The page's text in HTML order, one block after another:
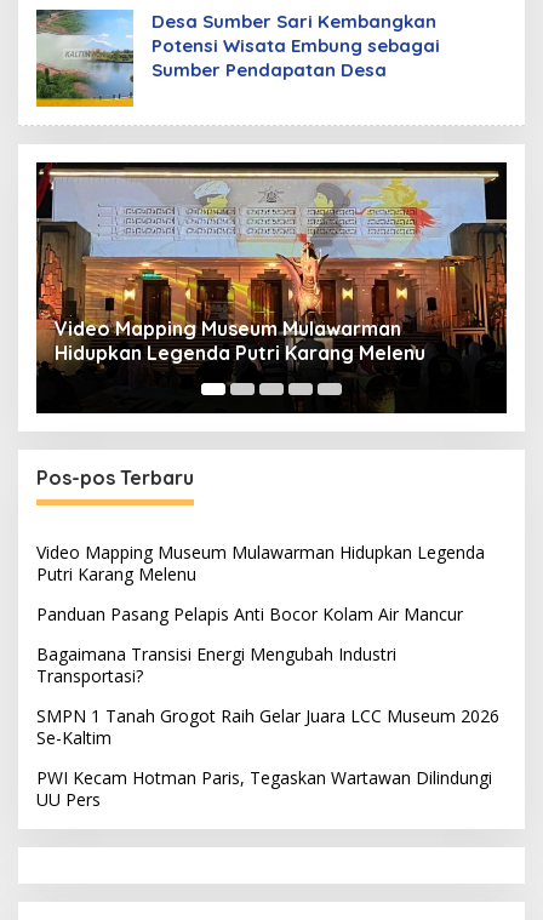
Desa Sumber Sari Kembangkan
Potensi Wisata Embung sebagai
Sumber Pendapatan Desa
Video Mapping Museum Mulawarman
Hidupkan Legenda Putri Karang Melenu
Pos-pos Terbaru
Video Mapping Museum Mulawarman Hidupkan Legenda
Putri Karang Melenu
Panduan Pasang Pelapis Anti Bocor Kolam Air Mancur
Bagaimana Transisi Energi Mengubah Industri
Transportasi?
SMPN 1 Tanah Grogot Raih Gelar Juara LCC Museum 2026
Se-Kaltim
PWI Kecam Hotman Paris, Tegaskan Wartawan Dilindungi
UU Pers